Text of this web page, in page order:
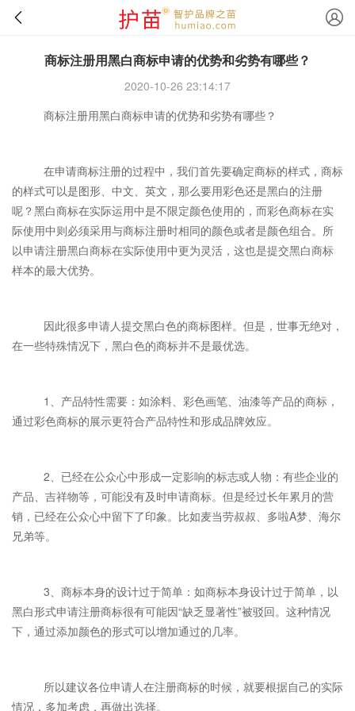
商标注册用黑白商标申请的优势和劣势有哪些？
2020-10-26 23:14:17
商标注册用黑白商标申请的优势和劣势有哪些？
在申请商标注册的过程中，我们首先要确定商标的样式，商标
的样式可以是图形、中文、英文，那么要用彩色还是黑白的注册
呢？黑白商标在实际运用中是不限定颜色使用的，而彩色商标在实
际使用中则必须采用与商标注册时相同的颜色或者是颜色组合。所
以申请注册黑白商标在实际使用中更为灵活，这也是提交黑白商标
样本的最大优势。
因此很多申请人提交黑白色的商标图样。但是，世事无绝对，
在一些特殊情况下，黑白色的商标并不是最优选。
1、产品特性需要：如涂料、彩色画笔、油漆等产品的商标，
通过彩色商标的展示更符合产品特性和形成品牌效应。
2、已经在公众心中形成一定影响的标志或人物：有些企业的
产品、吉祥物等，可能没有及时申请商标。但是经过长年累月的营
销，已经在公众心中留下了印象。比如麦当劳叔叔、多啦A梦、海尔
兄弟等。
3、商标本身的设计过于简单：如商标本身设计过于简单，以
黑白形式申请注册商标很有可能因“缺乏显著性”被驳回。这种情况
下，通过添加颜色的形式可以增加通过的几率。
所以建议各位申请人在注册商标的时候，就要根据自己的实际
情况，多加考虑，再做出选择。